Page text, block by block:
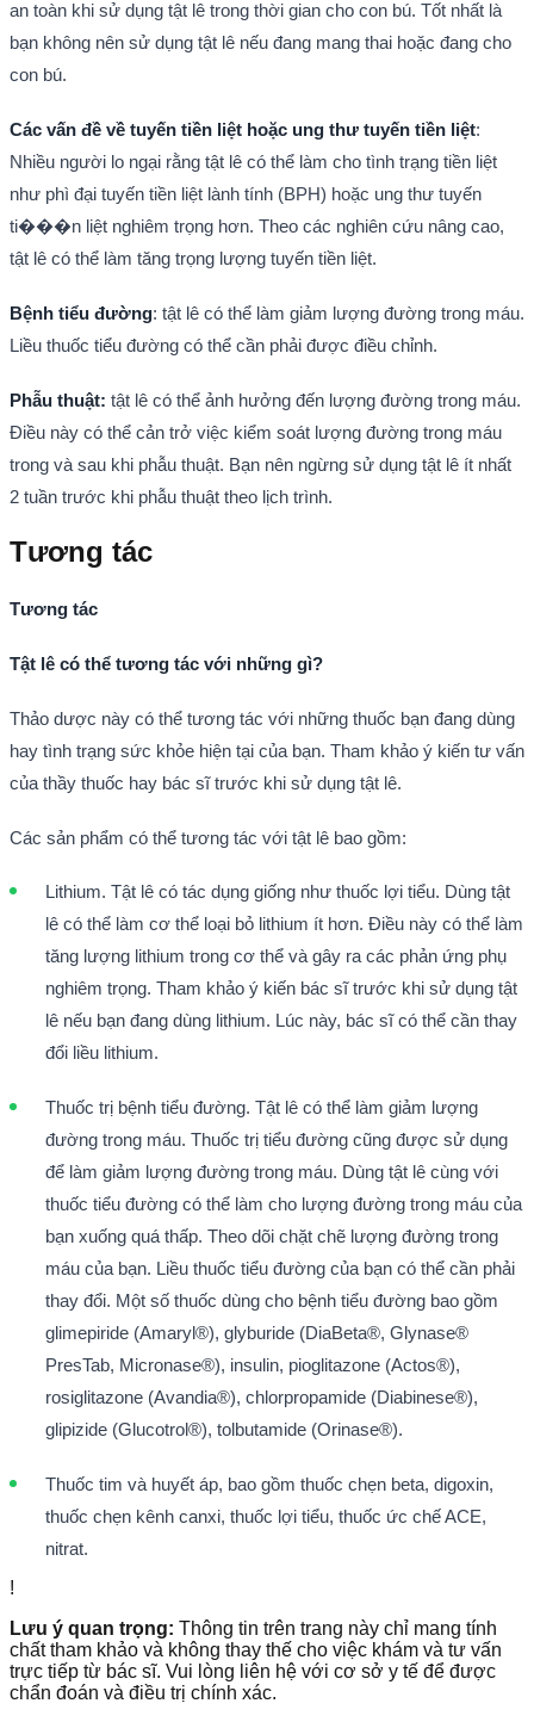
an toàn khi sử dụng tật lê trong thời gian cho con bú. Tốt nhất là
bạn không nên sử dụng tật lê nếu đang mang thai hoặc đang cho
con bú.
Các vấn đề về tuyến tiền liệt hoặc ung thư tuyến tiền liệt:
Nhiều người lo ngại rằng tật lê có thể làm cho tình trạng tiền liệt
như phì đại tuyến tiền liệt lành tính (BPH) hoặc ung thư tuyến
ti���n liệt nghiêm trọng hơn. Theo các nghiên cứu nâng cao,
tật lê có thể làm tăng trọng lượng tuyến tiền liệt.
Bệnh tiểu đường: tật lê có thể làm giảm lượng đường trong máu.
Liều thuốc tiểu đường có thể cần phải được điều chỉnh.
Phẫu thuật: tật lê có thể ảnh hưởng đến lượng đường trong máu.
Điều này có thể cản trở việc kiểm soát lượng đường trong máu
trong và sau khi phẫu thuật. Bạn nên ngừng sử dụng tật lê ít nhất
2 tuần trước khi phẫu thuật theo lịch trình.
Tương tác
Tương tác
Tật lê có thể tương tác với những gì?
Thảo dược này có thể tương tác với những thuốc bạn đang dùng
hay tình trạng sức khỏe hiện tại của bạn. Tham khảo ý kiến tư vấn
của thầy thuốc hay bác sĩ trước khi sử dụng tật lê.
Các sản phẩm có thể tương tác với tật lê bao gồm:
Lithium. Tật lê có tác dụng giống như thuốc lợi tiểu. Dùng tật
lê có thể làm cơ thể loại bỏ lithium ít hơn. Điều này có thể làm
tăng lượng lithium trong cơ thể và gây ra các phản ứng phụ
nghiêm trọng. Tham khảo ý kiến bác sĩ trước khi sử dụng tật
lê nếu bạn đang dùng lithium. Lúc này, bác sĩ có thể cần thay
đổi liều lithium.
Thuốc trị bệnh tiểu đường. Tật lê có thể làm giảm lượng
đường trong máu. Thuốc trị tiểu đường cũng được sử dụng
để làm giảm lượng đường trong máu. Dùng tật lê cùng với
thuốc tiểu đường có thể làm cho lượng đường trong máu của
bạn xuống quá thấp. Theo dõi chặt chẽ lượng đường trong
máu của bạn. Liều thuốc tiểu đường của bạn có thể cần phải
thay đổi. Một số thuốc dùng cho bệnh tiểu đường bao gồm
glimepiride (Amaryl®), glyburide (DiaBeta®, Glynase®
PresTab, Micronase®), insulin, pioglitazone (Actos®),
rosiglitazone (Avandia®), chlorpropamide (Diabinese®),
glipizide (Glucotrol®), tolbutamide (Orinase®).
Thuốc tim và huyết áp, bao gồm thuốc chẹn beta, digoxin,
thuốc chẹn kênh canxi, thuốc lợi tiểu, thuốc ức chế ACE,
nitrat.
!
Lưu ý quan trọng: Thông tin trên trang này chỉ mang tính
chất tham khảo và không thay thế cho việc khám và tư vấn
trực tiếp từ bác sĩ. Vui lòng liên hệ với cơ sở y tế để được
chẩn đoán và điều trị chính xác.